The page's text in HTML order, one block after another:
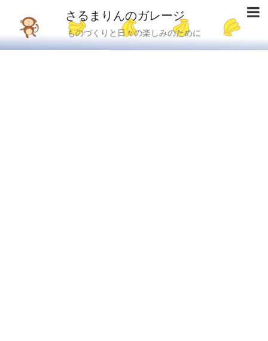
さるまりんのガレージ
ものづくりと日々の楽しみのために